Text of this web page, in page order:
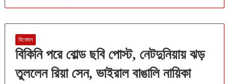
বিনোদন
বিকিনি পরে বোল্ড ছবি পোস্ট, নেটদুনিয়ায় ঝড়
তুললেন রিয়া সেন, ভাইরাল বাঙালি নায়িকা